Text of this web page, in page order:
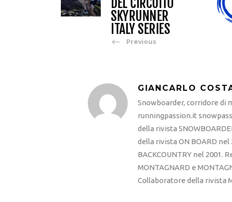
SKYRUNNER
ITALY SERIES
Previous
GIANCARLO
Snowboarder, corridore di
runningpassion.it
della rivista
della rivista ON BOARD
BACKCOUNTRY nel 2001.
MONTAGNARD e
Collaboratore della rivista